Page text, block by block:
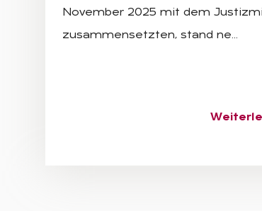
November 2025 mit dem
zusammensetzten, stand ne…